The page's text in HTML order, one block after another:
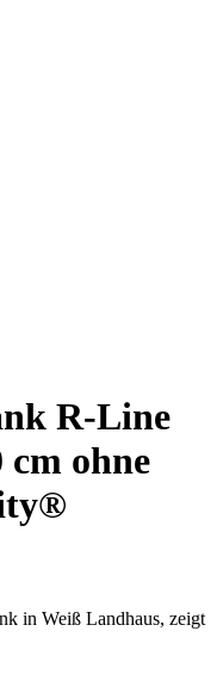
R-Line
cm ohne